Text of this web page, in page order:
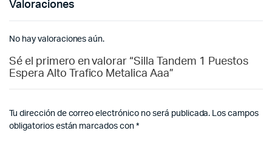
Valoraciones
No hay valoraciones aún.
Sé el primero en valorar “Silla Tandem 1 Puestos
Espera Alto Trafico Metalica Aaa”
Tu dirección de correo electrónico no será publicada. Los campos
obligatorios están marcados con*